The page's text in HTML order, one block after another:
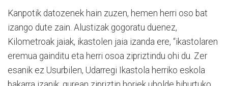
Kanpotik datozenek hain zuzen, hemen herri oso bat
izango dute zain. Alustizak gogoratu duenez,
Kilometroak jaiak, ikastolen jaia izanda ere, “ikastolaren
eremua gainditu eta herri osoa zipriztindu ohi du. Zer
esanik ez Usurbilen, Udarregi Ikastola herriko eskola